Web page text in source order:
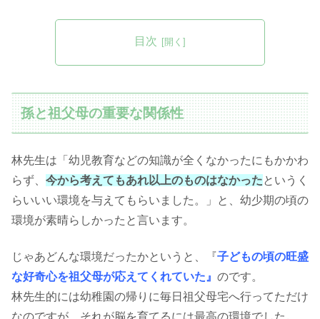
目次
孫と祖父母の重要な関係性
林先生は「幼児教育などの知識が全くなかったにもかかわ
らず、 今から考えてもあれ以上のものはなかったというく
らいいい環境を与えてもらいました。」と、幼少期の頃の
環境が素晴らしかったと言います。
じゃあどんな環境だったかというと、『子どもの頃の旺盛
な好奇心を祖父母が応えてくれていた』 のです。
林先生的には幼稚園の帰りに毎日祖父母宅へ行ってただけ
なのですが、それが脳を育てるには最高の環境でした。